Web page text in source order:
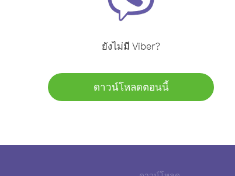
ยังไม่มี Viber?
ดาวน์โหลดตอนนี้